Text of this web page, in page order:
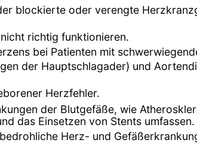
blockierte oder verengte
richtig funktionieren.
bei Patienten mit
der Hauptschlagader) und
Herzfehler.
der Blutgefäße, wie
das Einsetzen von Stents umfassen.
Herz- und